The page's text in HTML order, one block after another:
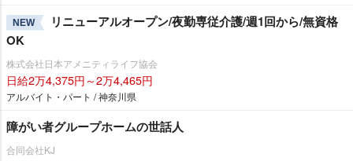
NEW
リニューアルオープン/夜勤専従介護/週1回から/無資格
OK
株式会社日本アメニティライフ協会
日給2万4,375円～2万4,465円
アルバイト・パート / 神奈川県
障がい者グループホームの世話人
合同会社KJ